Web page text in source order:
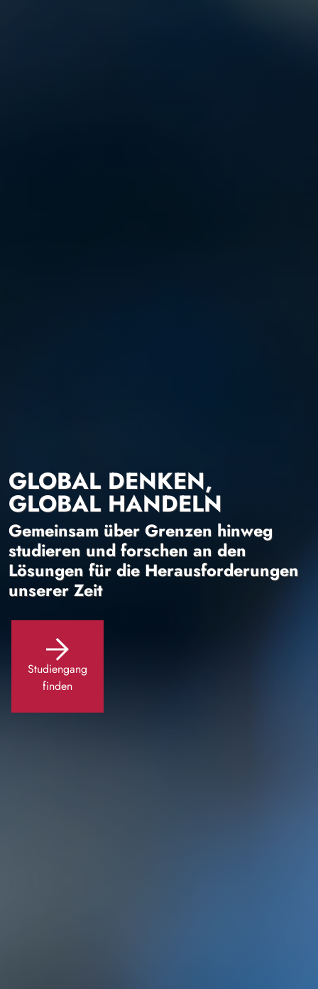
GLOBAL DENKEN,
GLOBAL HANDELN
Gemeinsam über Grenzen hinweg
studieren und forschen an den
Lösungen für die Herausforderungen
unserer Zeit
Studiengang
finden